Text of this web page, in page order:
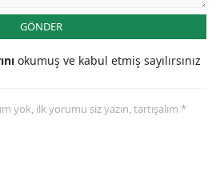
GÖNDER
okumuş ve kabul etmiş sayılırsınız
yok, ilk yorumu siz yazın, tartışalım *